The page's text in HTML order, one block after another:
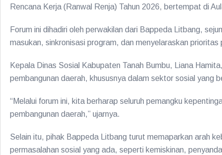
Rencana Kerja (Ranwal Renja) Tahun 2026, bertempat di
Forum ini dihadiri oleh perwakilan dari Bappeda Litbang,
masukan, sinkronisasi program, dan menyelaraskan
Kepala Dinas Sosial Kabupaten Tanah Bumbu, Liana
pembangunan daerah, khususnya dalam sektor sosial yang
“Melalui forum ini, kita berharap seluruh pemangku
pembangunan daerah,” ujarnya.
Selain itu, pihak Bappeda Litbang turut memaparkan arah
permasalahan sosial yang ada, seperti kemiskinan,